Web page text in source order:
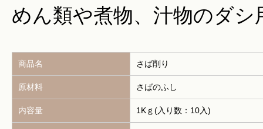
めん類や煮物、汁物のダ
商品名 さば削り
原材料 さばのふし
内容量 1Kｇ(入り数：10入)